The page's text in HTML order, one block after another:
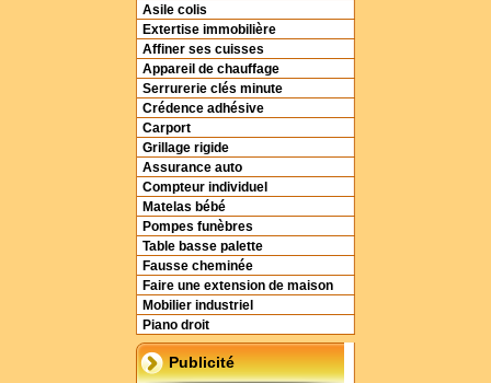
Asile colis
Extertise immobilière
Affiner ses cuisses
Appareil de chauffage
Serrurerie clés minute
Crédence adhésive
Carport
Grillage rigide
Assurance auto
Compteur individuel
Matelas bébé
Pompes funèbres
Table basse palette
Fausse cheminée
Faire une extension de maison
Mobilier industriel
Piano droit
Publicité